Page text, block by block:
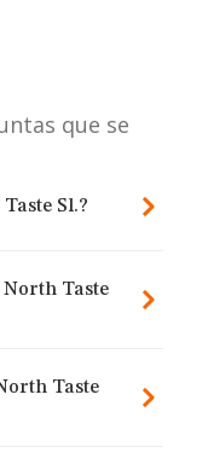
que se
Sl.?
Taste
Taste